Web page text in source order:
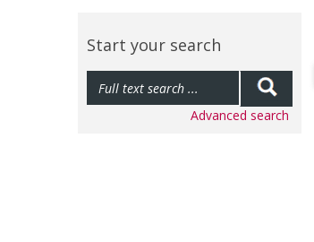
Start your search
Advanced search